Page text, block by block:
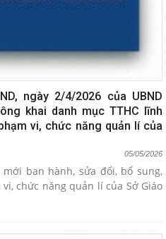
ngày 2/4/2026 của UBND
khai danh mục TTHC lĩnh
vi, chức năng quản lí của
05/05/2026
mới ban hành, sửa đổi, bổ sung,
chức năng quản lí của Sở Giáo